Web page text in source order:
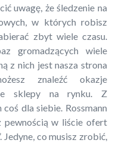
uwagę, że śledzenie na
w których robisz
zbyt wiele czasu.
gromadzących wiele
z nich jest nasza strona
znaleźć okazje
sklepy na rynku. Z
dla siebie. Rossmann
w liście ofert
Jedyne, co musisz zrobić,